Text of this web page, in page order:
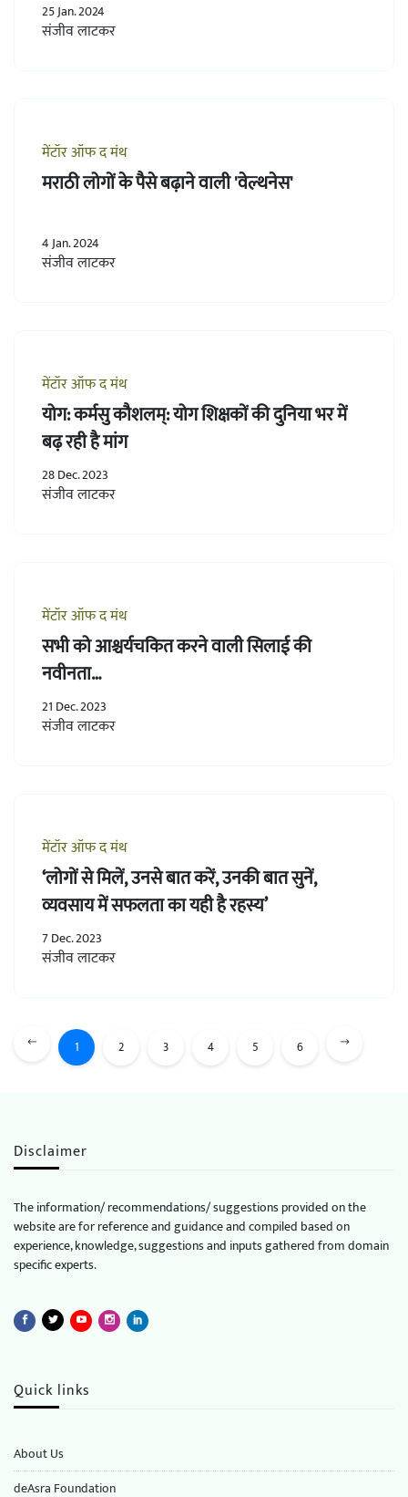
25 Jan. 2024
संजीव लाटकर
मेंटॉर ऑफ द मंथ
मराठी लोगों के पैसे बढ़ाने वाली 'वेल्थनेस'
4 Jan. 2024
संजीव लाटकर
मेंटॉर ऑफ द मंथ
योग: कर्मसु कौशलम्: योग शिक्षकों की दुनिया भर में
बढ़ रही है मांग
28 Dec. 2023
संजीव लाटकर
मेंटॉर ऑफ द मंथ
सभी को आश्चर्यचकित करने वाली सिलाई की
नवीनता…
21 Dec. 2023
संजीव लाटकर
मेंटॉर ऑफ द मंथ
‘लोगों से मिलें, उनसे बात करें, उनकी बात सुनें,
व्यवसाय में सफलता का यही है रहस्य’
7 Dec. 2023
संजीव लाटकर
1 2 3 4 5 6
Disclaimer
The information/ recommendations/ suggestions provided on the
website are for reference and guidance and compiled based on
experience, knowledge, suggestions and inputs gathered from domain
specific experts.
Quick links
About Us
deAsra Foundation